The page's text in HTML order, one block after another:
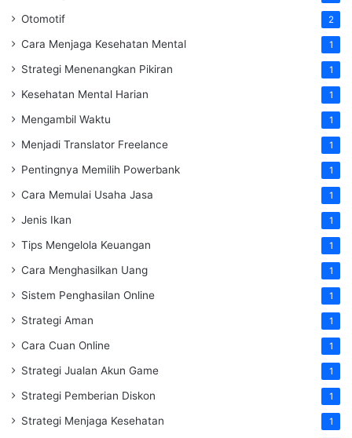
Otomotif 2
Cara Menjaga Kesehatan Mental 1
Strategi Menenangkan Pikiran 1
Kesehatan Mental Harian 1
Mengambil Waktu 1
Menjadi Translator Freelance 1
Pentingnya Memilih Powerbank 1
Cara Memulai Usaha Jasa 1
Jenis Ikan 1
Tips Mengelola Keuangan 1
Cara Menghasilkan Uang 1
Sistem Penghasilan Online 1
Strategi Aman 1
Cara Cuan Online 1
Strategi Jualan Akun Game 1
Strategi Pemberian Diskon 1
Strategi Menjaga Kesehatan 1